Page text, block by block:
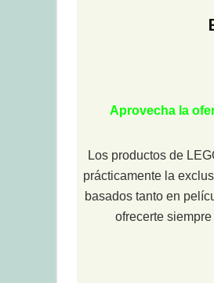
Aprovecha la
Los productos de
prácticamente la
basados tanto en
ofrecerte